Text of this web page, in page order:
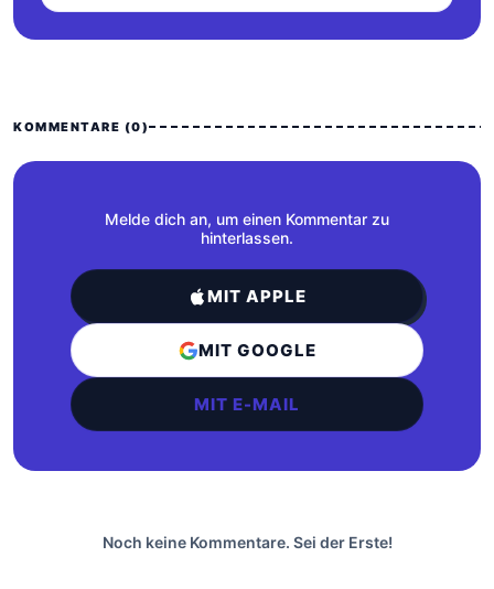
KOMMENTARE (0)
Melde dich an, um einen Kommentar zu
hinterlassen.
MIT APPLE
MIT GOOGLE
MIT E-MAIL
Noch keine Kommentare. Sei der Erste!